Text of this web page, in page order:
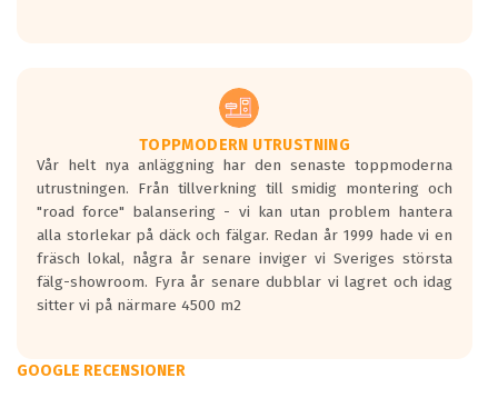
TOPPMODERN UTRUSTNING
Vår helt nya anläggning har den senaste toppmoderna
utrustningen. Från tillverkning till smidig montering och
"road force" balansering - vi kan utan problem hantera
alla storlekar på däck och fälgar. Redan år 1999 hade vi en
fräsch lokal, några år senare inviger vi Sveriges största
fälg-showroom. Fyra år senare dubblar vi lagret och idag
sitter vi på närmare 4500 m2
GOOGLE RECENSIONER